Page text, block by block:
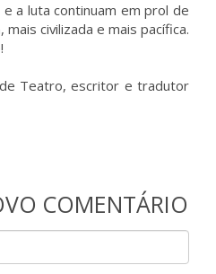
a luta continuam em prol de
civilizada e mais pacífica.
Teatro, escritor e tradutor
COMENTÁRIO